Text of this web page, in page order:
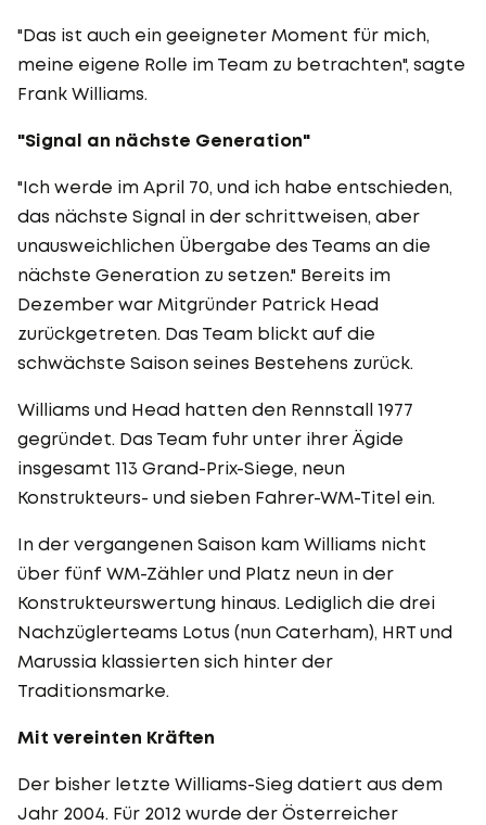
"Das ist auch ein geeigneter Moment für mich,
meine eigene Rolle im Team zu betrachten", sagte
Frank Williams.
"Signal an nächste Generation"
"Ich werde im April 70, und ich habe entschieden,
das nächste Signal in der schrittweisen, aber
unausweichlichen Übergabe des Teams an die
nächste Generation zu setzen." Bereits im
Dezember war Mitgründer Patrick Head
zurückgetreten. Das Team blickt auf die
schwächste Saison seines Bestehens zurück.
Williams und Head hatten den Rennstall 1977
gegründet. Das Team fuhr unter ihrer Ägide
insgesamt 113 Grand-Prix-Siege, neun
Konstrukteurs- und sieben Fahrer-WM-Titel ein.
In der vergangenen Saison kam Williams nicht
über fünf WM-Zähler und Platz neun in der
Konstrukteurswertung hinaus. Lediglich die drei
Nachzüglerteams Lotus (nun Caterham), HRT und
Marussia klassierten sich hinter der
Traditionsmarke.
Mit vereinten Kräften
Der bisher letzte Williams-Sieg datiert aus dem
Jahr 2004. Für 2012 wurde der Österreicher